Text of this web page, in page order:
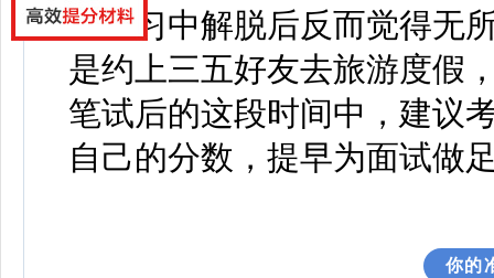
的复习中解脱后反而觉得无
是约上三五好友去旅游度假
笔试后的这段时间中，建议
自己的分数，提早为面试做
你的